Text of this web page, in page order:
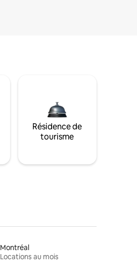
Résidence de
tourisme
Montréal
Locations au mois